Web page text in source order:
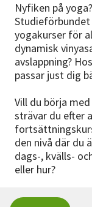
Lyssna
Nyfiken på
yogakurser för
dynamisk
avslappning?
passar just dig
Vill du börja
strävar du efter
den nivå där du
dags-, kvälls-
eller hur?